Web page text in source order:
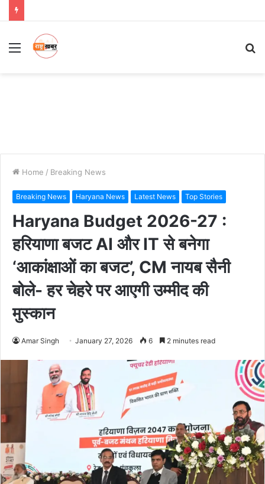
Menu
Home / Breaking News
Breaking News Haryana News Latest News Top Stories
Haryana Budget 2026-27 :
हरियाणा बजट AI और IT से बनेगा
‘आकांक्षाओं का बजट’, CM नायब सैनी
बोले- हर चेहरे पर आएगी उम्मीद की
मुस्कान
Amar Singh January 27, 2026 6 2 minutes read